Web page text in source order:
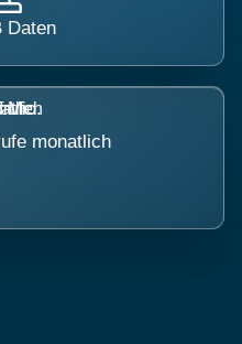
Daten
monatlich